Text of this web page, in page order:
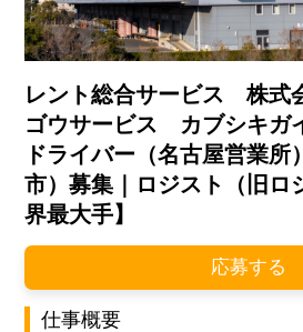
レント総合サービス 株式
ゴウサービス カブシキガ
ドライバー（名古屋営業所
市）募集｜ロジスト（旧ロ
界最大手】
応募する
仕事概要